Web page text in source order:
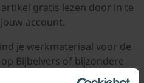
gratis lezen door in te
account.
je werkmateriaal voor de
Bijbelvers of bijzondere
Als Premium-lid krijg je